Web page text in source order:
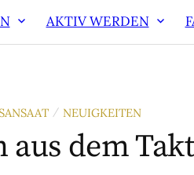
AKTIV WERDEN
/ NEUIGKEITEN
aus dem